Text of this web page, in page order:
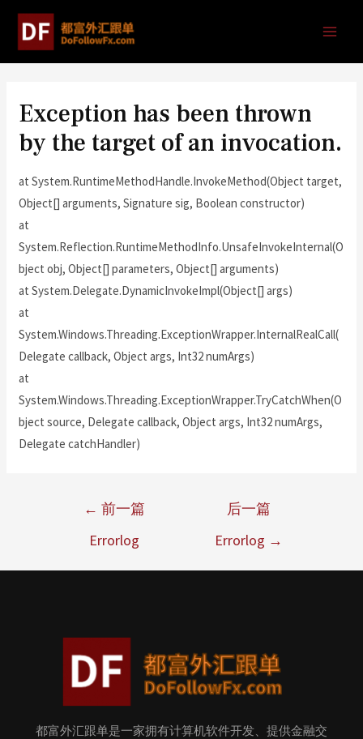
Exception has been thrown
by the target of an invocation.
at System.RuntimeMethodHandle.InvokeMethod(Object target,
Object[] arguments, Signature sig, Boolean constructor)
at
System.Reflection.RuntimeMethodInfo.UnsafeInvokeInternal(O
bject obj, Object[] parameters, Object[] arguments)
at System.Delegate.DynamicInvokeImpl(Object[] args)
at
System.Windows.Threading.ExceptionWrapper.InternalRealCall(
Delegate callback, Object args, Int32 numArgs)
at
System.Windows.Threading.ExceptionWrapper.TryCatchWhen(O
bject source, Delegate callback, Object args, Int32 numArgs,
Delegate catchHandler)
← 前一篇
Errorlog
后一篇
Errorlog →
都富外汇跟单是一家拥有计算机软件开发、提供金融交